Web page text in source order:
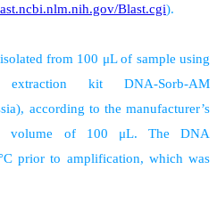
Blast.cgi).
from 100 μL of sample using
kit DNA-Sorb-AM
according to the manufacturer’s
volume of 100 μL. The DNA
prior to amplification, which was